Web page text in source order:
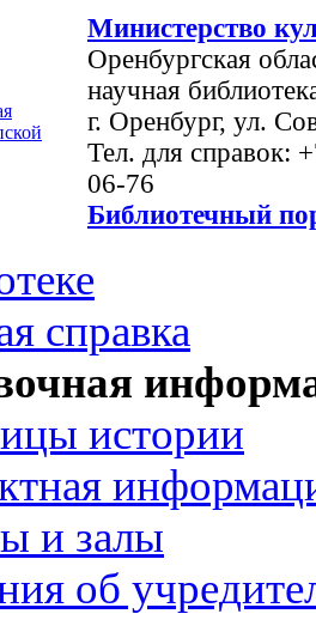
Министерство
Оренбургская
научная
г. Оренбург, ул.
Тел. для справок:
06-76
Библиотечный
справка
истории
и залы
об